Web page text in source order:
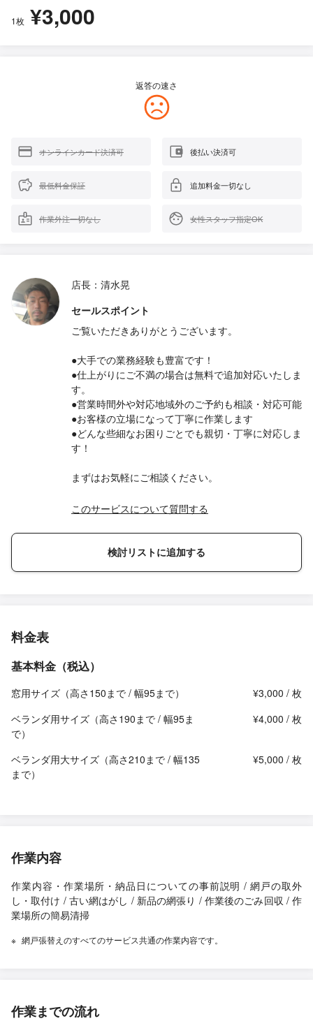
1枚 ¥3,000
返答の速さ
オンラインカード決済可 後払い決済可
最低料金保証 追加料金一切なし
作業外注一切なし 女性スタッフ指定OK
店長：清水晃
セールスポイント
ご覧いただきありがとうございます。
●大手での業務経験も豊富です！
●仕上がりにご不満の場合は無料で追加対応いたしま
す。
●営業時間外や対応地域外のご予約も相談・対応可能
●お客様の立場になって丁寧に作業します
●どんな些細なお困りごとでも親切・丁寧に対応しま
す！
まずはお気軽にご相談ください。
このサービスについて質問する
検討リストに追加する
料金表
基本料金（税込）
窓用サイズ（高さ150まで / 幅95まで）
¥3,000 / 枚
ベランダ用サイズ（高さ190まで / 幅95ま
で）
¥4,000 / 枚
ベランダ用大サイズ（高さ210まで / 幅135
まで）
¥5,000 / 枚
作業内容
作業内容・作業場所・納品日についての事前説明 / 網戸の取外
し・取付け / 古い網はがし / 新品の網張り / 作業後のごみ回収 / 作
業場所の簡易清掃
網戸張替えのすべてのサービス共通の作業内容です。
作業までの流れ